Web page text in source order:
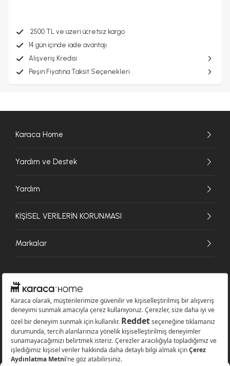
2500 TL ve üzeri ücretsiz kargo
14 gün içinde iade avantajı
Alışveriş Kredisi
Peşin Fiyatına Taksit Seçenekleri
Karaca Home
Yardım ve Destek
Yardım
KİŞİSEL VERİLERİN KORUNMASI
Markalar
© 2026 Karaca Home Collection Tekstil Sanayi ve Ticaret A.Ş. - Tüm hakları